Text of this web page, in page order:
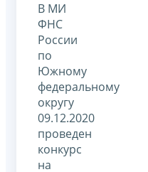
В МИ
ФНС
России
по
Южному
федеральному
округу
09.12.2020
проведен
конкурс
на